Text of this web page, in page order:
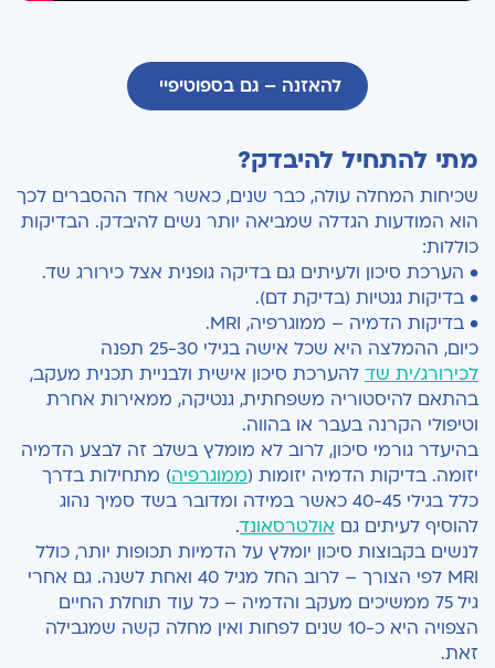
להאזנה – גם בספוטיפיי
מתי להתחיל להיבדק?
שכיחות המחלה עולה, כבר שנים, כאשר אחד ההסברים לכך
הוא המודעות הגדלה שמביאה יותר נשים להיבדק. הבדיקות
כוללות:
• הערכת סיכון ולעיתים גם בדיקה גופנית אצל כירורג שד.
• בדיקות גנטיות (בדיקת דם).
• בדיקות הדמיה – ממוגרפיה, MRI.
כיום, ההמלצה היא שכל אישה בגילי 25-30 תפנה
לכירורג/ית שד להערכת סיכון אישית ולבניית תכנית מעקב,
בהתאם להיסטוריה משפחתית, גנטיקה, ממאירות אחרת
וטיפולי הקרנה בעבר או בהווה.
בהיעדר גורמי סיכון, לרוב לא מומלץ בשלב זה לבצע הדמיה
יזומה. בדיקות הדמיה יזומות (ממוגרפיה) מתחילות בדרך
כלל בגילי 40-45 כאשר במידה ומדובר בשד סמיך נהוג
להוסיף לעיתים גם אולטרסאונד.
לנשים בקבוצות סיכון יומלץ על הדמיות תכופות יותר, כולל
MRI לפי הצורך – לרוב החל מגיל 40 ואחת לשנה. גם אחרי
גיל 75 ממשיכים מעקב והדמיה – כל עוד תוחלת החיים
הצפויה היא כ-10 שנים לפחות ואין מחלה קשה שמגבילה
זאת.